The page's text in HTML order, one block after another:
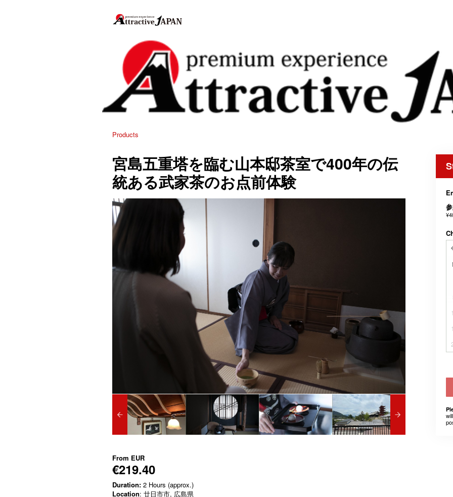
Products
宮島五重塔を臨む山本邸茶室で400年の伝
統ある武家茶のお点前体験
From EUR
€219.40
Duration: 2 Hours (approx.)
Location: 廿日市市, 広島県